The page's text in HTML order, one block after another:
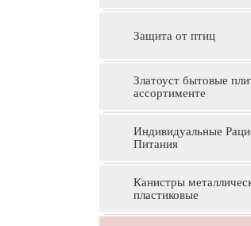
Защита от птиц
Златоуст бытовые
ассортименте
Индивидуальные
Питания
Канистры
пластиковые